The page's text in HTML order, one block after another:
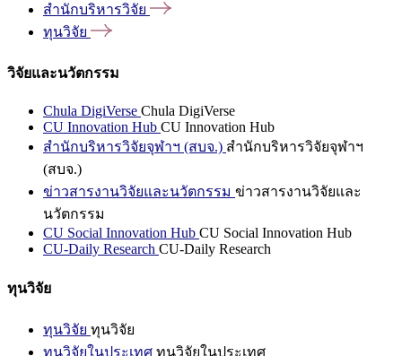
สำนักบริหารวิจัย
ทุนวิจัย
วิจัยและนวัตกรรม
Chula DigiVerse Chula DigiVerse
CU Innovation Hub CU Innovation Hub
สำนักบริหารวิจัยจุฬาฯ (สบจ.) สำนักบริหารวิจัยจุฬาฯ
(สบจ.)
ข่าวสารงานวิจัยและนวัตกรรม ข่าวสารงานวิจัยและ
นวัตกรรม
CU Social Innovation Hub CU Social Innovation Hub
CU-Daily Research CU-Daily Research
ทุนวิจัย
ทุนวิจัย ทุนวิจัย
ทุนวิจัยในประเทศ ทุนวิจัยในประเทศ